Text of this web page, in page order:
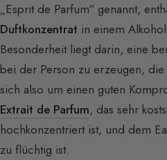
„Esprit de Parfum“ genannt,
Duftkonzentrat in einem
Besonderheit liegt darin, eine
bei der Person zu erzeugen, die
sich also um einen guten
Extrait de Parfum, das sehr
hochkonzentriert ist, und dem
zu flüchtig ist.